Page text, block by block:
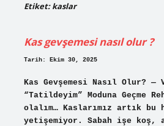
Etiket:kaslar
Kas gevşemesi nasıl olur ?
Tarih: Ekim 30, 2025
Kas Gevşemesi Nasıl Olur? —
“Tatildeyim” Moduna Geçme
olalım… Kaslarımız artık bu
yetişemiyor. Sabah işe koş,